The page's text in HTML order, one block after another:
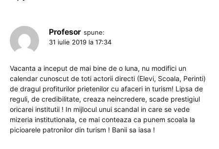
Profesor spune:
31 iulie 2019 la 17:34
Vacanta a inceput de mai bine de o luna, nu modifici un
calendar cunoscut de toti actorii directi (Elevi, Scoala, Perinti)
de dragul profiturilor prietenilor cu afaceri in turism! Lipsa de
reguli, de credibilitate, creaza neincredere, scade prestigiul
oricarei institutii ! In mijlocul unui scandal in care se vede
mizeria institutionala, ce mai conteaza ca punem scoala la
picioarele patronilor din turism ! Banii sa iasa !